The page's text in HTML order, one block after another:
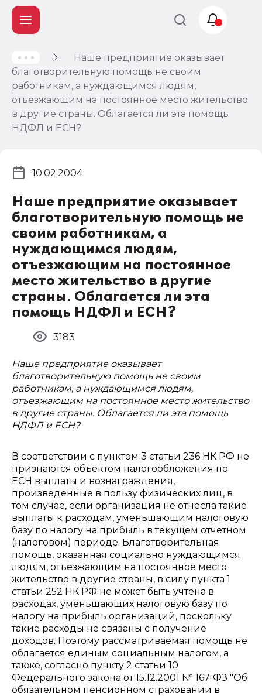
Наше предприятие оказывает
благотворительную помощь не своим
работникам, а нуждающимся людям,
отъезжающим на постоянное место жительство
в другие страны. Облагается ли эта помощь
НДФЛ и ЕСН?
Наше предприятие оказывает
благотворительную помощь не
своим работникам, а
нуждающимся людям,
отъезжающим на постоянное
место жительство в другие
страны. Облагается ли эта
помощь НДФЛ и ЕСН?
10.02.2004
3183
Наше предприятие оказывает
благотворительную помощь не своим
работникам, а нуждающимся людям,
отъезжающим на постоянное место жительство
в другие страны. Облагается ли эта помощь
НДФЛ и ЕСН?
В соответствии с пунктом 3 статьи 236 НК РФ не
признаются объектом налогообложения по
ЕСН выплаты и вознаграждения,
произведенные в пользу физических лиц, в
том случае, если организация не отнесла такие
выплаты к расходам, уменьшающим налоговую
базу по налогу на прибыль в текущем отчетном
(налоговом) периоде. Благотворительная
помощь, оказанная социально нуждающимся
людям, отъезжающим на постоянное место
жительство в другие страны, в силу пункта 1
статьи 252 НК РФ не может быть учтена в
расходах, уменьшающих налоговую базу по
налогу на прибыль организаций, поскольку
такие расходы не связаны с получение
доходов. Поэтому рассматриваемая помощь не
облагается единым социальным налогом, а
также, согласно пункту 2 статьи 10
Федерального закона от 15.12.2001 № 167-ФЗ "Об
обязательном пенсионном страховании в
Учет и
налогообложение
Автоматизация